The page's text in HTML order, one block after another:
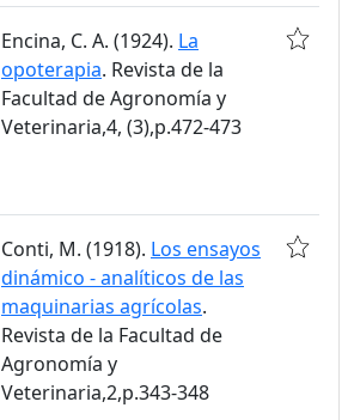
Encina, C. A. (1924). La
opoterapia. Revista de la
Facultad de Agronomía y
Veterinaria,4, (3),p.472-473
Conti, M. (1918). Los ensayos
dinámico - analíticos de las
maquinarias agrícolas.
Revista de la Facultad de
Agronomía y
Veterinaria,2,p.343-348